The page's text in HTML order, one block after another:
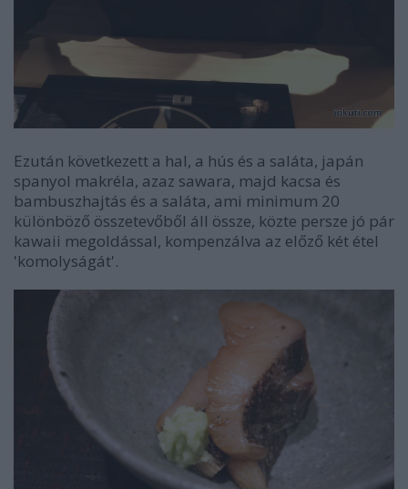
Ezután következett a hal, a hús és a saláta, japán
spanyol makréla, azaz sawara, majd kacsa és
bambuszhajtás és a saláta, ami minimum 20
különböző összetevőből áll össze, közte persze jó pár
kawaii megoldással, kompenzálva az előző két étel
'komolyságát'.